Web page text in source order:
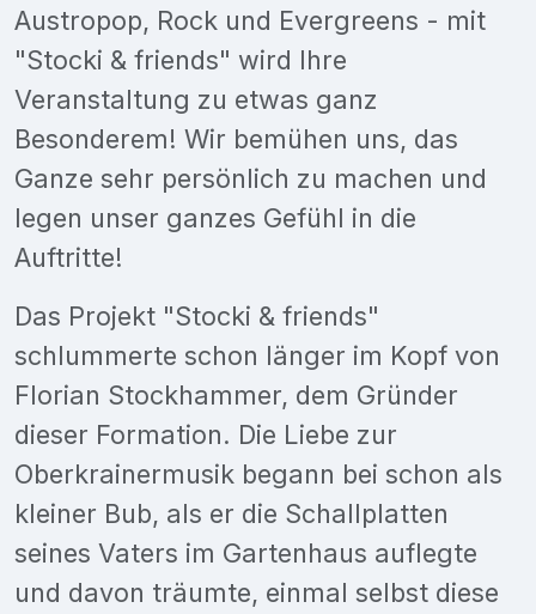
Austropop, Rock und Evergreens - mit
"Stocki & friends" wird Ihre
Veranstaltung zu etwas ganz
Besonderem! Wir bemühen uns, das
Ganze sehr persönlich zu machen und
legen unser ganzes Gefühl in die
Auftritte!
Das Projekt "Stocki & friends"
schlummerte schon länger im Kopf von
Florian Stockhammer, dem Gründer
dieser Formation. Die Liebe zur
Oberkrainermusik begann bei schon als
kleiner Bub, als er die Schallplatten
seines Vaters im Gartenhaus auflegte
und davon träumte, einmal selbst diese